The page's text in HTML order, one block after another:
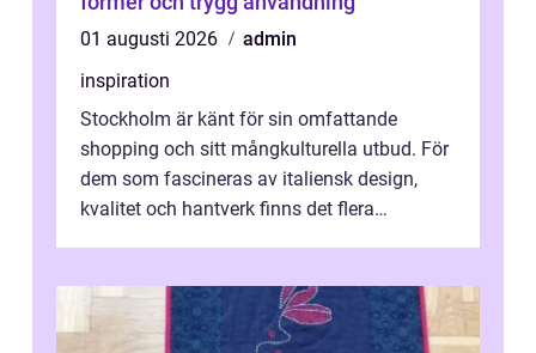
01 augusti 2026
admin
inspiration
Stockholm är känt för sin omfattande
shopping och sitt mångkulturella utbud. För
dem som fascineras av italiensk design,
kvalitet och hantverk finns det flera